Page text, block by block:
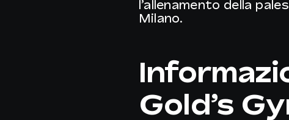
l’allenamento della
Milano.
Gold’s